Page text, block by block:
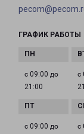
ГРАФИК РАБОТЫ
с 09:00 до
21:00
с
с 09:00 до
с